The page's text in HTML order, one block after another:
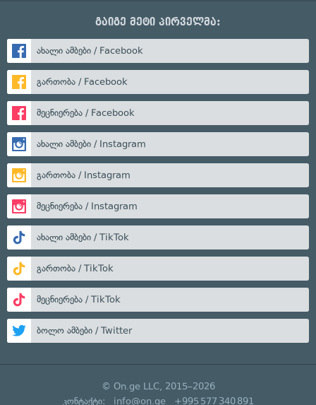
გაიგე მეტი პირველმა:
ახალი ამბები / Facebook
გართობა / Facebook
მეცნიერება / Facebook
ახალი ამბები / Instagram
გართობა / Instagram
მეცნიერება / Instagram
ახალი ამბები / TikTok
გართობა / TikTok
მეცნიერება / TikTok
ბოლო ამბები / Twitter
© On.ge LLC, 2015–2026
კონტაქტი: info@on.ge +995 577 340 891